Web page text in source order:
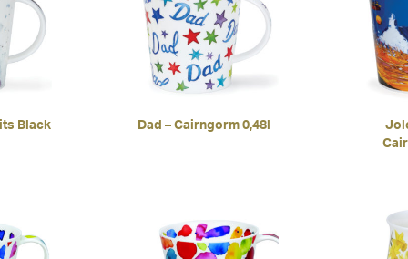
Black Dad – Cairngorm 0,48l